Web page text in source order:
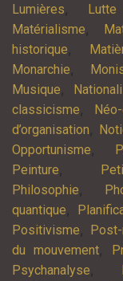
Lumières,
Matérialisme,
historique,
Monarchie,
Musique,
classicisme,
d’organisation,
Opportunisme,
Peinture,
Philosophie,
quantique,
Positivisme,
du mouvement,
Psychanalyse,